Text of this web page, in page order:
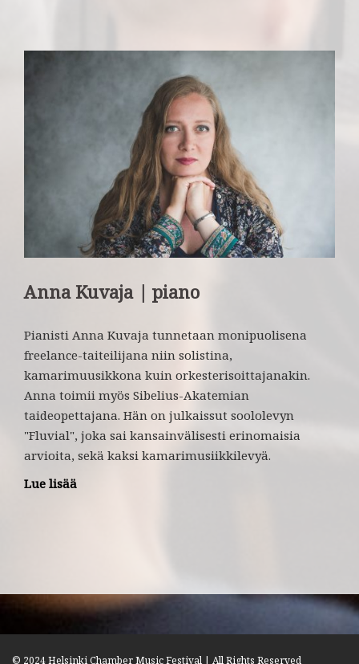
Anna Kuvaja | piano
Pianisti Anna Kuvaja tunnetaan monipuolisena
freelance-taiteilijana niin solistina,
kamarimuusikkona kuin orkesterisoittajanakin.
Anna toimii myös Sibelius-Akatemian
taideopettajana. Hän on julkaissut soololevyn
"Fluvial", joka sai kansainvälisesti erinomaisia
arvioita, sekä kaksi kamarimusiikkilevyä.
Lue lisää
© 2024 Helsinki Chamber Music Festival | All Rights Reserved